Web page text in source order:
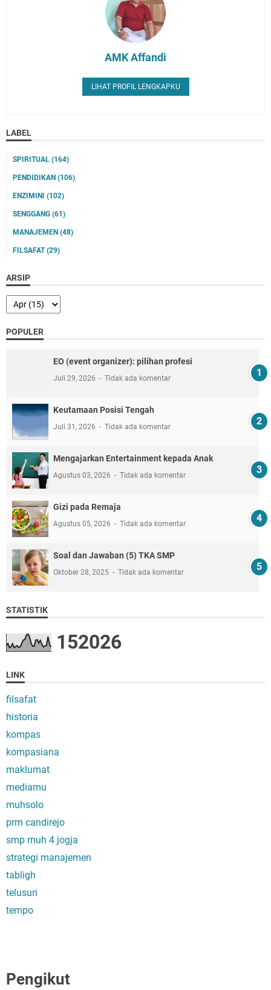
AMK Affandi
LIHAT PROFIL LENGKAPKU
LABEL
SPIRITUAL (164)
PENDIDIKAN (106)
ENZIMINI (102)
SENGGANG (61)
MANAJEMEN (48)
FILSAFAT(29)
ARSIP
POPULER
EO (event organizer): pilihan profesi
Juli 29, 2026 Tidak ada komentar
Keutamaan Posisi Tengah
Juli 31, 2026 Tidak ada komentar
Mengajarkan Entertainment kepada Anak
Agustus 03, 2026 Tidak ada komentar
Gizi pada Remaja
Agustus 05, 2026 Tidak ada komentar
Soal dan Jawaban (5) TKA SMP
Oktober 28, 2025 Tidak ada komentar
STATISTIK
152026
LINK
filsafat
historia
kompas
kompasiana
maklumat
mediamu
muhsolo
prm candirejo
smp muh 4 jogja
strategi manajemen
tabligh
telusuri
tempo
Pengikut